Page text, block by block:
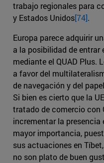
trabajo regionales para
y Estados Unidos[74].
Europa parece adquirir
a la posibilidad de entrar
mediante el QUAD Plus.
a favor del
de navegación y del
Si bien es cierto que la
tratado de comercio con
incrementar la presencia
mayor importancia,
sus actuaciones en
no son plato de buen